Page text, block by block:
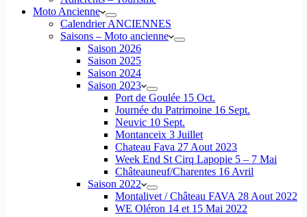
Moto Ancienne
Calendrier ANCIENNES
Saisons – Moto ancienne
Saison 2026
Saison 2025
Saison 2024
Saison 2023
Port de Goulée 15 Oct.
Journée du Patrimoine 16 Sept.
Neuvic 10 Sept.
Montanceix 3 Juillet
Chateau Fava 27 Aout 2023
Week End St Cirq Lapopie 5 – 7 Mai
Châteauneuf/Charentes 16 Avril
Saison 2022
Montalivet / Château FAVA 28 Aout 2022
WE Oléron 14 et 15 Mai 2022